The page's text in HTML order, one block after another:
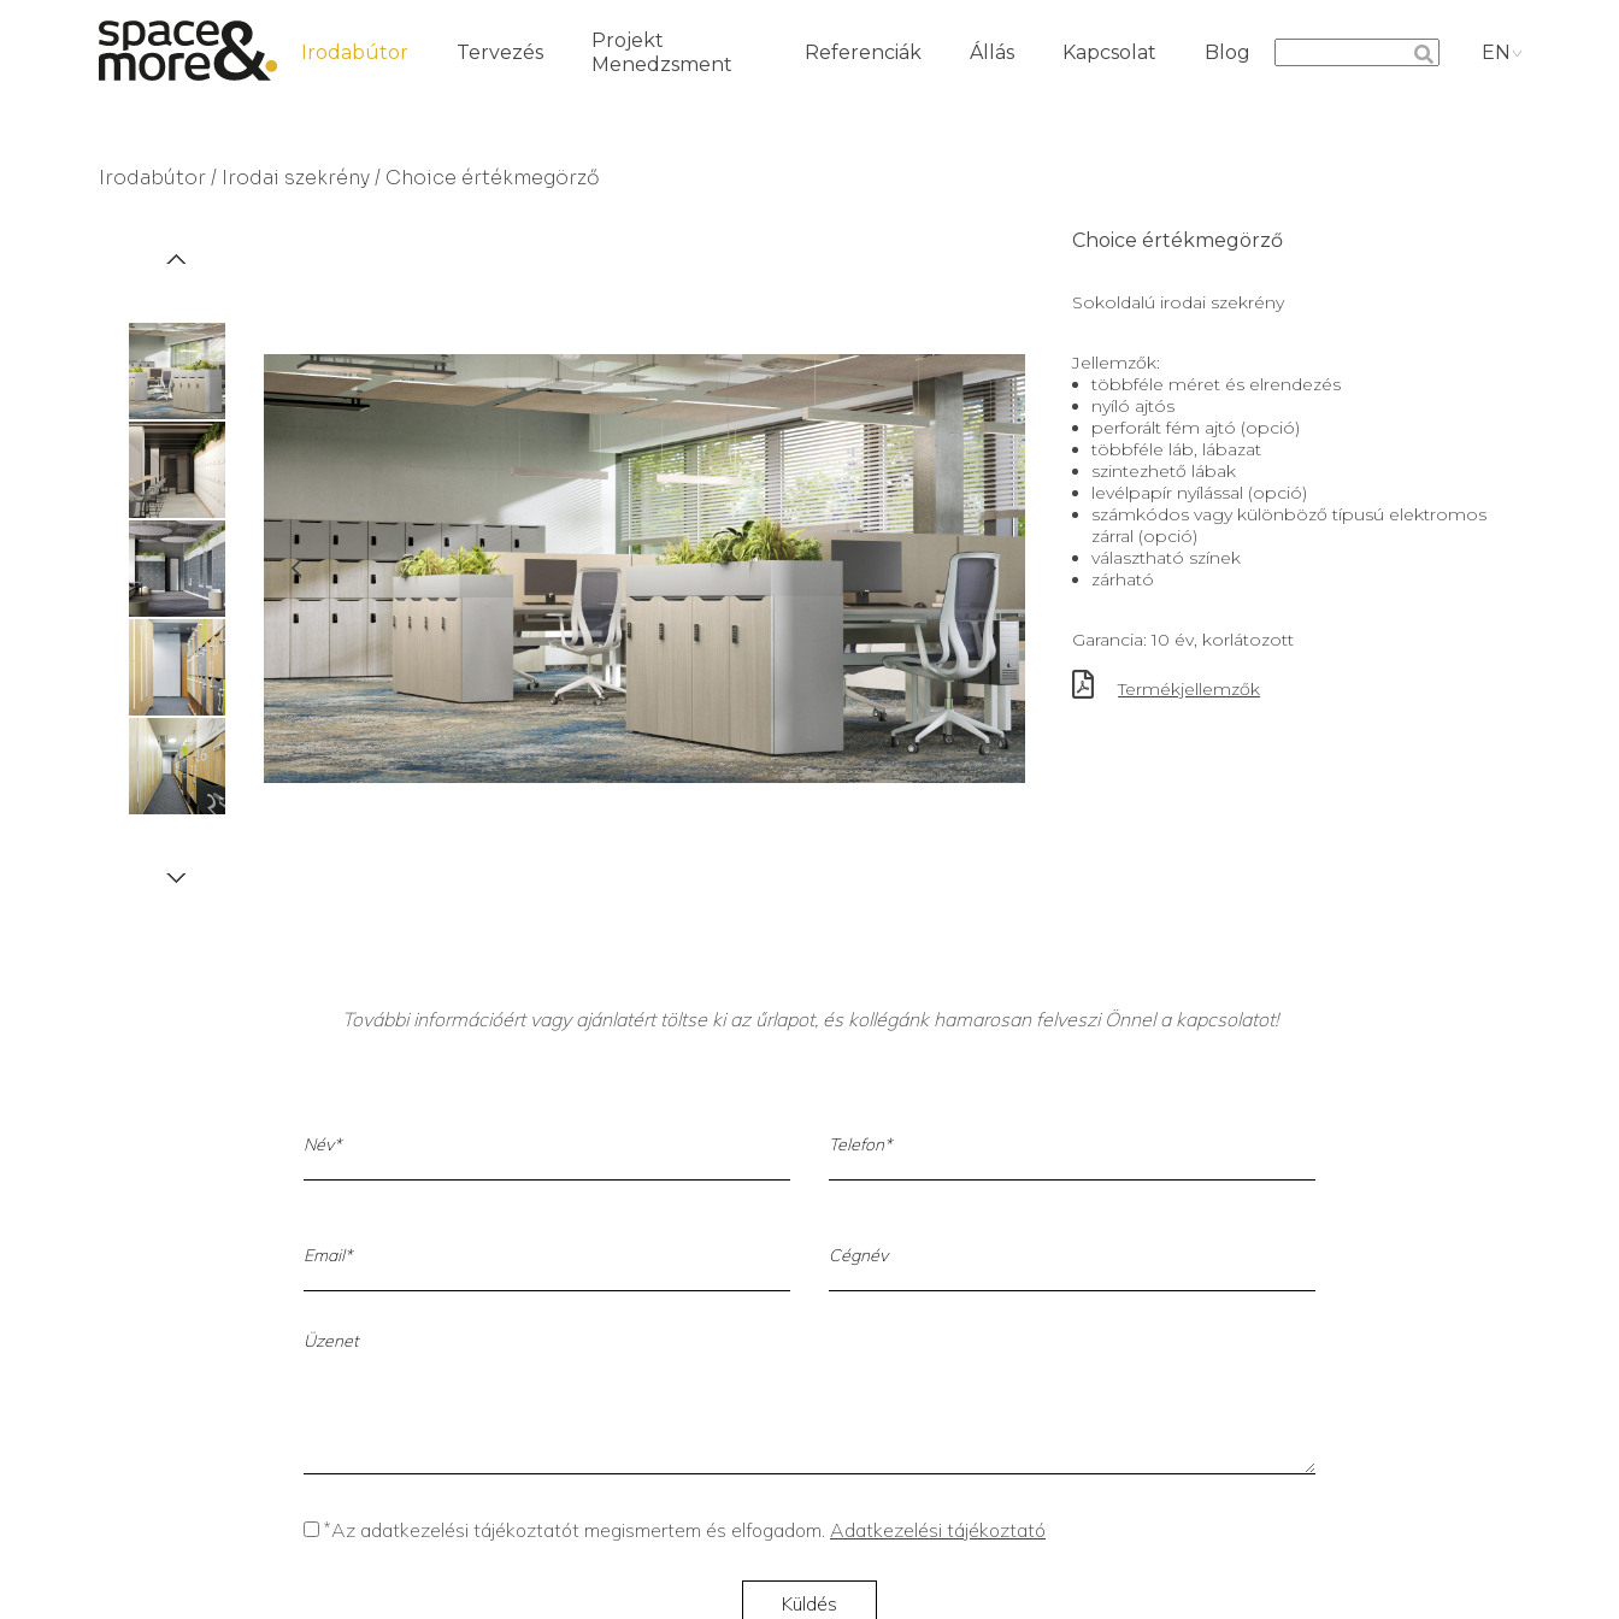
Irodabútor Tervezés
Projekt
Menedzsment
Referenciák Állás Kapcsolat Blog EN
Irodabútor/ Irodai szekrény/ Choice értékmegörző
Choice értékmegörző
Sokoldalú irodai szekrény
Jellemzők:
többféle méret és elrendezés
nyíló ajtós
perforált fém ajtó (opció)
többféle láb, lábazat
szintezhető lábak
levélpapír nyílással (opció)
számkódos vagy különböző típusú elektromos
zárral (opció)
választható színek
zárható
Garancia: 10 év, korlátozott
Termékjellemzők
További információért vagy ajánlatért töltse ki az űrlapot, és kollégánk hamarosan felveszi Önnel a kapcsolatot!
*Az adatkezelési tájékoztatót megismertem és elfogadom. Adatkezelési tájékoztató